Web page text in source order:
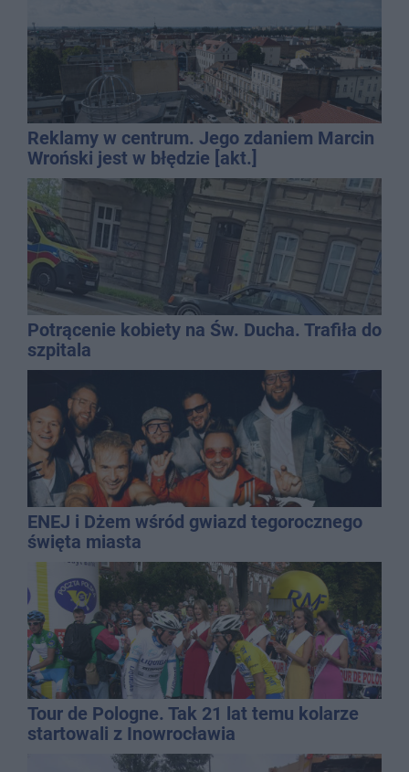
Reklamy w centrum. Jego zdaniem Marcin
Wroński jest w błędzie [akt.]
Potrącenie kobiety na Św. Ducha. Trafiła do
szpitala
ENEJ i Dżem wśród gwiazd tegorocznego
święta miasta
Tour de Pologne. Tak 21 lat temu kolarze
startowali z Inowrocławia